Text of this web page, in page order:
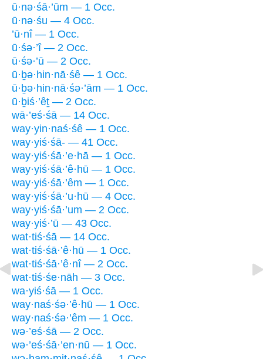
ū·nə·śā·’ūm — 1 Occ.
ū·nə·śu — 4 Occ.
’ū·nî — 1 Occ.
ū·śə·’î — 2 Occ.
ū·śə·’ū — 2 Occ.
ū·ḇə·hin·nā·śê — 1 Occ.
ū·ḇə·hin·nā·śə·’ām — 1 Occ.
ū·ḇiś·’êṯ — 2 Occ.
wā·’eś·śā — 14 Occ.
way·yin·naś·śê — 1 Occ.
way·yiś·śā- — 41 Occ.
way·yiś·śā·’e·hā — 1 Occ.
way·yiś·śā·’ê·hū — 1 Occ.
way·yiś·śā·’êm — 1 Occ.
way·yiś·śā·’u·hū — 4 Occ.
way·yiś·śā·’um — 2 Occ.
way·yiś·’ū — 43 Occ.
wat·tiś·śā — 14 Occ.
wat·tiś·śā·’ê·hū — 1 Occ.
wat·tiś·śā·’ê·nî — 2 Occ.
wat·tiś·śe·nāh — 3 Occ.
wa·yiś·śā — 1 Occ.
way·naś·śə·’ê·hū — 1 Occ.
way·naś·śə·’êm — 1 Occ.
wə·’eś·śā — 2 Occ.
wə·’eś·śā·’en·nū — 1 Occ.